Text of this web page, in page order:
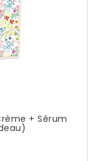
+ Sérum